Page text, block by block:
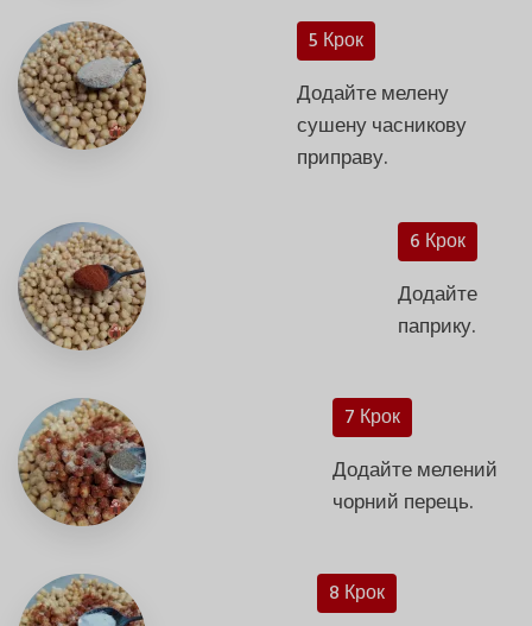
5 Крок
Додайте мелену
сушену часникову
приправу.
6 Крок
Додайте
паприку.
7 Крок
Додайте мелений
чорний перець.
8 Крок